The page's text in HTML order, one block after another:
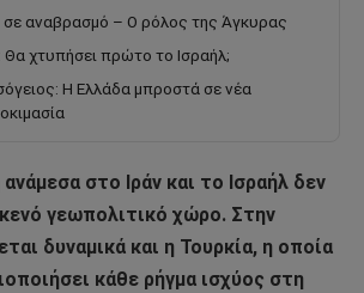
αναβρασμό – Ο ρόλος της Άγκυρας
Θα χτυπήσει πρώτο το Ισραήλ;
Η Ελλάδα μπροστά σε νέα
ανάμεσα στο Ιράν και το Ισραήλ δεν
γεωπολιτικό χώρο. Στην
δυναμικά και η Τουρκία, η οποία
κάθε ρήγμα ισχύος στη